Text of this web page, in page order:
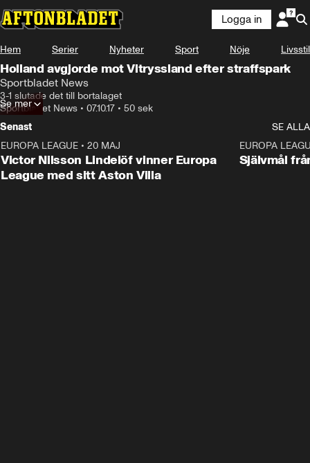
Logga in
Hem Serier Nyheter Sport Nöje Livsstil
Holland avgjorde mot Vitryssland efter straffspark
Sportbladet News
3-1 slutade det till bortalaget
Sportbladet News • 07.10.17 • 50 sek
Se mer
Senast
SE ALLA
EUROPA LEAGUE • 20 MAJ
Victor Nilsson Lindelöf vinner Europa
League med sitt Aston Villa
EUROPA
Självmål